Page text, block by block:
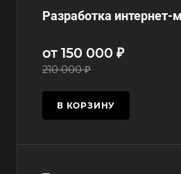
Разработка интернет-
от 150 000 ₽
210 000 ₽
В КОРЗИНУ